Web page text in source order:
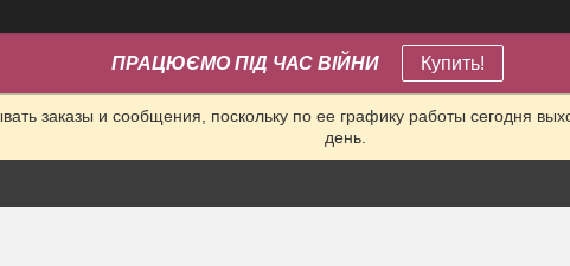
ПРАЦЮЄМО ПІД ЧАС ВІЙНИ Купить!
заказы и сообщения, поскольку по ее графику работы сегодня
день.